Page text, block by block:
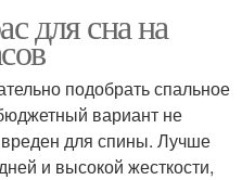
для сна на
подобрать спальное
вариант не
для спины. Лучше
и высокой жесткости,